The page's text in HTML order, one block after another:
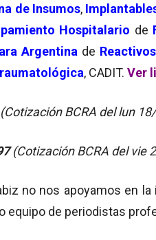
de Insumos,
Hospitalario de
Argentina de
, CADIT. Ver
(Cotización BCRA del lun
(Cotización BCRA del vie
no nos apoyamos en
equipo de periodistas